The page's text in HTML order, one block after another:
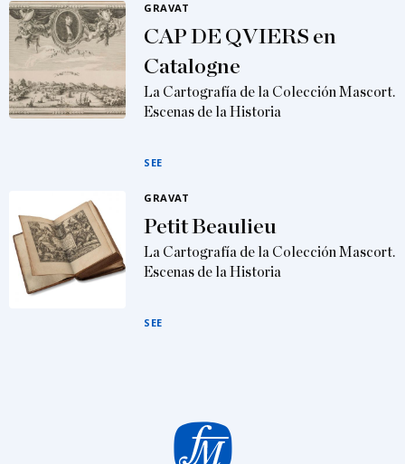
GRAVAT
CAP DE QVIERS en
Catalogne
La Cartografía de la Colección Mascort.
Escenas de la Historia
SEE
GRAVAT
Petit Beaulieu
La Cartografía de la Colección Mascort.
Escenas de la Historia
SEE